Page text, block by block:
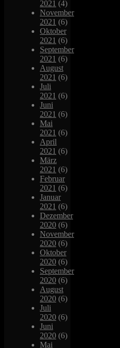
2021 (4)
November
2021 (6)
Oktober
2021 (6)
September
2021 (6)
August
2021 (6)
Juli
2021 (6)
Juni
2021 (6)
Mai
2021 (6)
April
2021 (6)
März
2021 (6)
Februar
2021 (6)
Januar
2021 (6)
Dezember
2020 (6)
November
2020 (6)
Oktober
2020 (6)
September
2020 (6)
August
2020 (6)
Juli
2020 (6)
Juni
2020 (6)
Mai